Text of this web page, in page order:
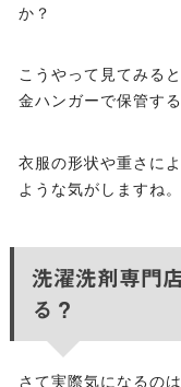
か？
こうやって見てみる
金ハンガーで保管す
衣服の形状や重さに
ような気がしますね。
洗濯洗剤専門
る？
さて実際気になるの